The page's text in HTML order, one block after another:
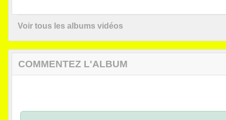
Voir tous les albums vidéos
COMMENTEZ L'ALBUM